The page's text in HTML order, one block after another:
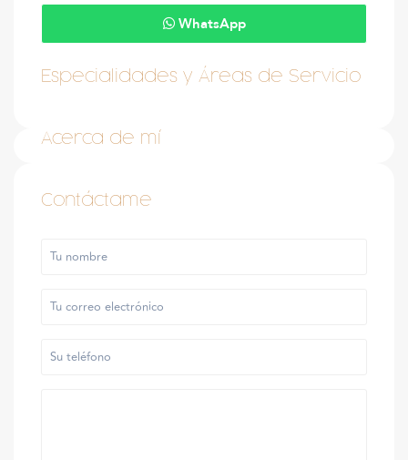
WhatsApp
Especialidades y Áreas de Servicio
Acerca de mí
Contáctame